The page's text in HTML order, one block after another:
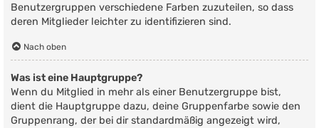
Benutzergruppen verschiedene Farben zuzuteilen, so dass
deren Mitglieder leichter zu identifizieren sind.
Nach oben
Was ist eine Hauptgruppe?
Wenn du Mitglied in mehr als einer Benutzergruppe bist,
dient die Hauptgruppe dazu, deine Gruppenfarbe sowie den
Gruppenrang, der bei dir standardmäßig angezeigt wird,